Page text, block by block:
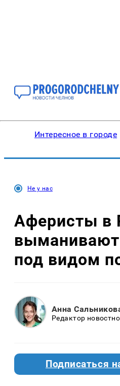
Интересное в городе
Не у нас
Аферисты в
выманивают
под видом
Анна
Редактор
Подписаться